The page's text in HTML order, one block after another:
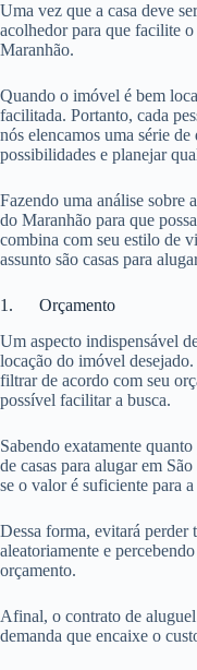
Uma vez que a casa deve
acolhedor para que facilite
Maranhão.
Quando o imóvel é bem
facilitada. Portanto, cada
nós elencamos uma série
possibilidades e planejar
Fazendo uma análise sobre
do Maranhão para que
combina com seu estilo de
assunto são casas para
1. Orçamento
Um aspecto indispensável
locação do imóvel desejado.
filtrar de acordo com seu
possível facilitar a busca.
Sabendo exatamente
de casas para alugar em
se o valor é suficiente para
Dessa forma, evitará
aleatoriamente e
orçamento.
Afinal, o contrato de
demanda que encaixe o